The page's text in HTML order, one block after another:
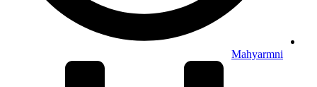
Mahyarmni